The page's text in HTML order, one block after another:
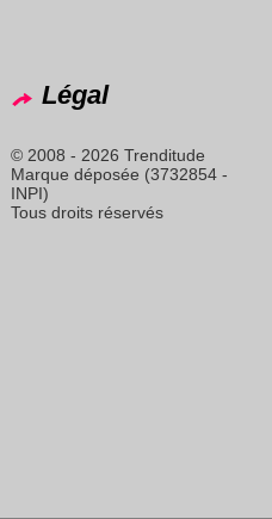
Légal
© 2008 - 2026 Trenditude
Marque déposée (3732854 -
INPI)
Tous droits réservés